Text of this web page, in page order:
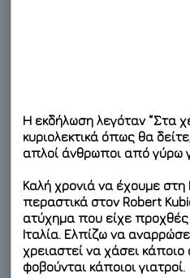
Η εκδήλωση λεγόταν “Στα
κυριολεκτικά όπως θα
απλοί άνθρωποι από γύρω
Καλή χρονιά να έχουμε στη
περαστικά στον Robert
ατύχημα που είχε
Ιταλία. Ελπίζω να
χρειαστεί να χάσει
φοβούνται κάποιοι γιατροί.